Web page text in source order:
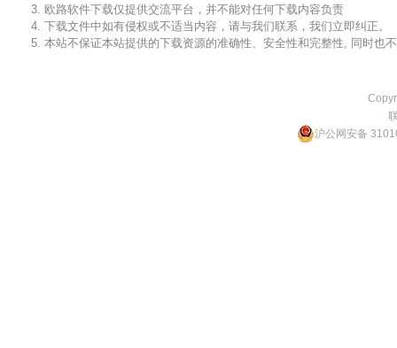
3. 欧路软件下载仅提供交流平台，并不能对任何下载内容负责
4. 下载文件中如有侵权或不适当内容，请与我们联系，我们立即纠正。
5. 本站不保证本站提供的下载资源的准确性、安全性和完整性, 同时也
沪公网安备